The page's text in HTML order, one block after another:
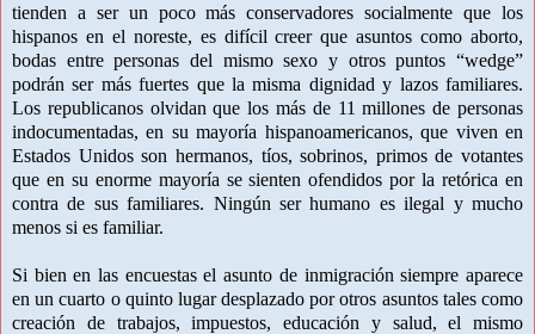
tienden a ser un poco más conservadores socialmente que los
hispanos en el noreste, es difícil creer que asuntos como aborto,
bodas entre personas del mismo sexo y otros puntos “wedge”
podrán ser más fuertes que la misma dignidad y lazos familiares.
Los republicanos olvidan que los más de 11 millones de personas
indocumentadas, en su mayoría hispanoamericanos, que viven en
Estados Unidos son hermanos, tíos, sobrinos, primos de votantes
que en su enorme mayoría se sienten ofendidos por la retórica en
contra de sus familiares. Ningún ser humano es ilegal y mucho
menos si es familiar.
Si bien en las encuestas el asunto de inmigración siempre aparece
en un cuarto o quinto lugar desplazado por otros asuntos tales como
creación de trabajos, impuestos, educación y salud, el mismo